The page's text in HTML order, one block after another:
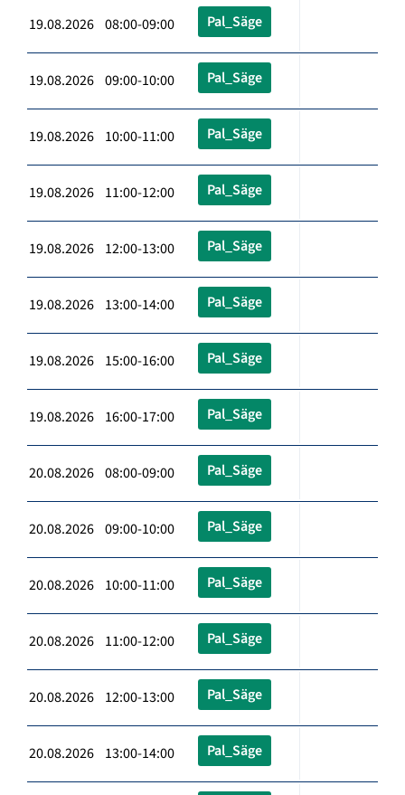
19.08.2026 08:00-09:00 Pal_Säge
19.08.2026 09:00-10:00 Pal_Säge
19.08.2026 10:00-11:00 Pal_Säge
19.08.2026 11:00-12:00 Pal_Säge
19.08.2026 12:00-13:00 Pal_Säge
19.08.2026 13:00-14:00 Pal_Säge
19.08.2026 15:00-16:00 Pal_Säge
19.08.2026 16:00-17:00 Pal_Säge
20.08.2026 08:00-09:00 Pal_Säge
20.08.2026 09:00-10:00 Pal_Säge
20.08.2026 10:00-11:00 Pal_Säge
20.08.2026 11:00-12:00 Pal_Säge
20.08.2026 12:00-13:00 Pal_Säge
20.08.2026 13:00-14:00 Pal_Säge